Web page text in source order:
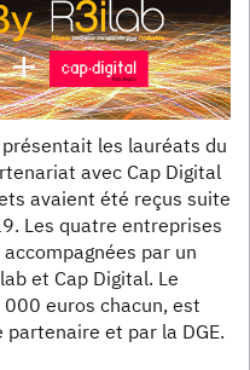
les lauréats du
avec Cap Digital
avaient été reçus suite
Les quatre entreprises
par un
et Cap Digital. Le
euros chacun, est
et par la DGE.